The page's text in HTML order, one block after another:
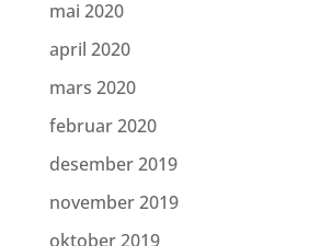
mai 2020
april 2020
mars 2020
februar 2020
desember 2019
november 2019
oktober 2019